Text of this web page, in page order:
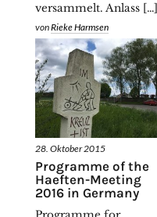
versammelt. Anlass […]
vonRieke Harmsen
28. Oktober 2015
Programme of the
Haeften-Meeting
2016 in Germany